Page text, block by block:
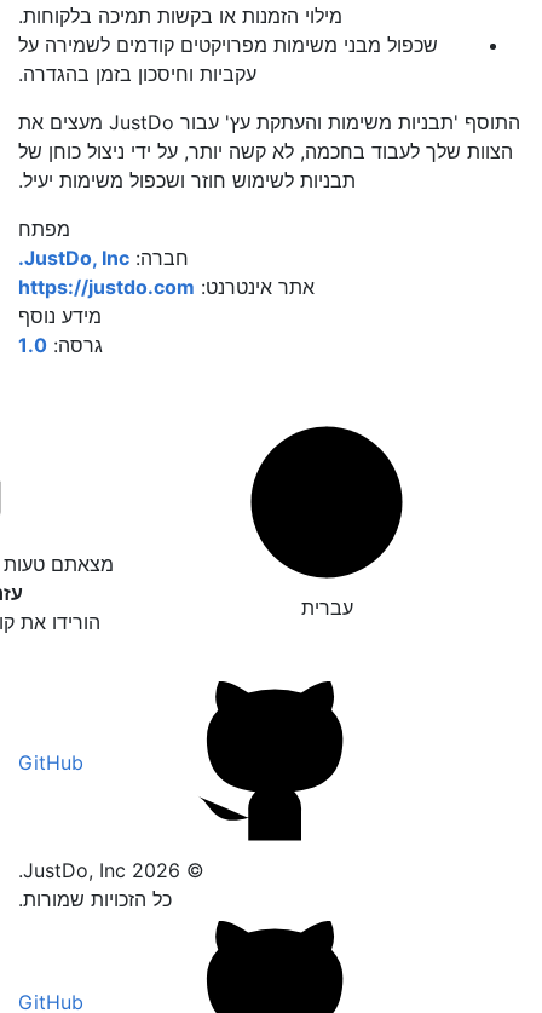
מילוי הזמנות או בקשות תמיכה בלקוחות.
שכפול מבני משימות מפרויקטים קודמים לשמירה על
עקביות וחיסכון בזמן בהגדרה.
התוסף 'תבניות משימות והעתקת עץ' עבור JustDo מעצים את
הצוות שלך לעבוד בחכמה, לא קשה יותר, על ידי ניצול כוחן של
תבניות לשימוש חוזר ושכפול משימות יעיל.
מפתח
חברה: JustDo, Inc.
אתר אינטרנט: https://justdo.com
מידע נוסף
גרסה: 1.0
עברית
מצאתם טעות
הורידו את
© 2026 JustDo, Inc.
כל הזכויות שמורות.